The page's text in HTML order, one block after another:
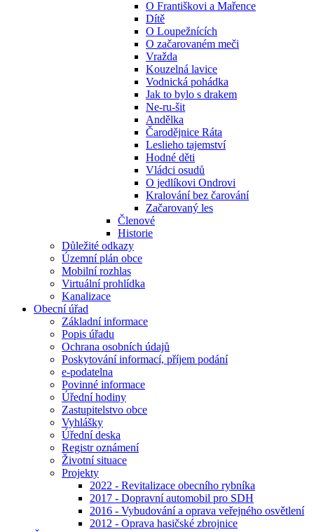
O Františkovi a Mařence
Dítě
O Loupežnících
O začarovaném meči
Vražda
Kouzelná lavice
Vodnická pohádka
Jak to bylo s drakem
Ne-ru-šit
Andělka
Čarodějnice Ráta
Leslieho tajemství
Hodné děti
Vládci osudů
O jedlíkovi Ondrovi
Kralování bez čarování
Začarovaný les
Členové
Historie
Důležité odkazy
Územní plán obce
Mobilní rozhlas
Virtuální prohlídka
Kanalizace
Obecní úřad
Základní informace
Popis úřadu
Ochrana osobních údajů
Poskytování informací, příjem podání
e-podatelna
Povinné informace
Úřední hodiny
Zastupitelstvo obce
Vyhlášky
Úřední deska
Registr oznámení
Životní situace
Projekty
2022 - Revitalizace obecního rybníka
2017 - Dopravní automobil pro SDH
2016 - Vybudování a oprava veřejného osvětlení
2012 - Oprava hasičské zbrojnice